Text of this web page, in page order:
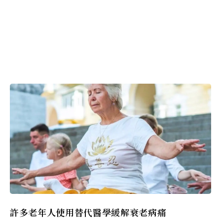
許多老年人使用替代醫學緩解衰老病痛